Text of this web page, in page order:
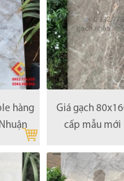
hàng
Giá gạch
cấp mẫu mới